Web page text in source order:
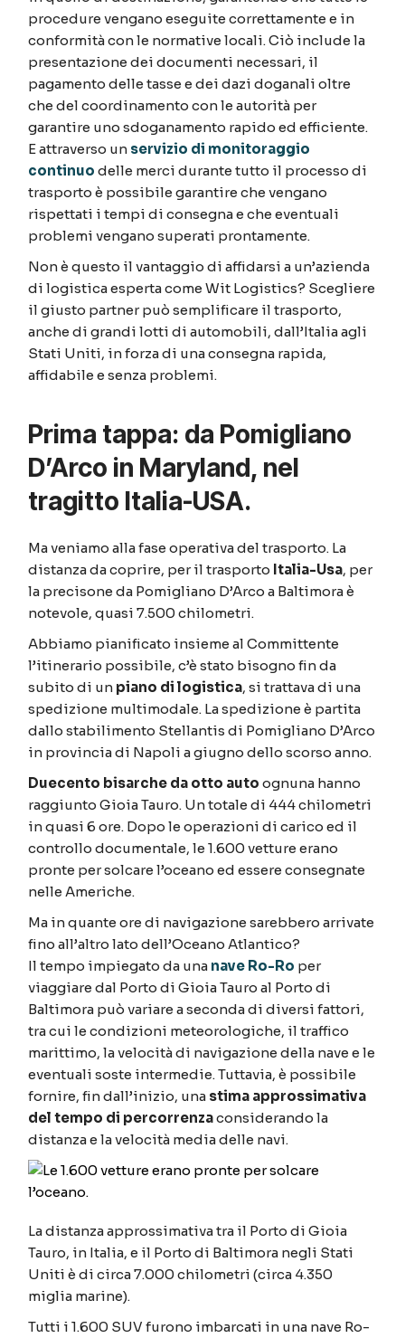
procedure vengano eseguite correttamente e in
conformità con le normative locali. Ciò include la
presentazione dei documenti necessari, il
pagamento delle tasse e dei dazi doganali oltre
che del coordinamento con le autorità per
garantire uno sdoganamento rapido ed efficiente.
E attraverso un servizio di monitoraggio
continuo delle merci durante tutto il processo di
trasporto è possibile garantire che vengano
rispettati i tempi di consegna e che eventuali
problemi vengano superati prontamente.
Non è questo il vantaggio di affidarsi a un’azienda
di logistica esperta come Wit Logistics? Scegliere
il giusto partner può semplificare il trasporto,
anche di grandi lotti di automobili, dall’Italia agli
Stati Uniti, in forza di una consegna rapida,
affidabile e senza problemi.
Prima tappa: da Pomigliano
D’Arco in Maryland, nel
tragitto Italia-USA.
Ma veniamo alla fase operativa del trasporto. La
distanza da coprire, per il trasporto Italia-Usa, per
la precisone da Pomigliano D’Arco a Baltimora è
notevole, quasi 7.500 chilometri.
Abbiamo pianificato insieme al Committente
l’itinerario possibile, c’è stato bisogno fin da
subito di un piano di logistica, si trattava di una
spedizione multimodale. La spedizione è partita
dallo stabilimento Stellantis di Pomigliano D’Arco
in provincia di Napoli a giugno dello scorso anno.
Duecento bisarche da otto auto ognuna hanno
raggiunto Gioia Tauro. Un totale di 444 chilometri
in quasi 6 ore. Dopo le operazioni di carico ed il
controllo documentale, le 1.600 vetture erano
pronte per solcare l’oceano ed essere consegnate
nelle Americhe.
Ma in quante ore di navigazione sarebbero arrivate
fino all’altro lato dell’Oceano Atlantico?
Il tempo impiegato da una nave Ro-Ro per
viaggiare dal Porto di Gioia Tauro al Porto di
Baltimora può variare a seconda di diversi fattori,
tra cui le condizioni meteorologiche, il traffico
marittimo, la velocità di navigazione della nave e le
eventuali soste intermedie. Tuttavia, è possibile
fornire, fin dall’inizio, una stima approssimativa
del tempo di percorrenzaconsiderando la
distanza e la velocità media delle navi.
La distanza approssimativa tra il Porto di Gioia
Tauro, in Italia, e il Porto di Baltimora negli Stati
Uniti è di circa 7.000 chilometri (circa 4.350
miglia marine).
Tutti i 1.600 SUV furono imbarcati in una nave Ro-